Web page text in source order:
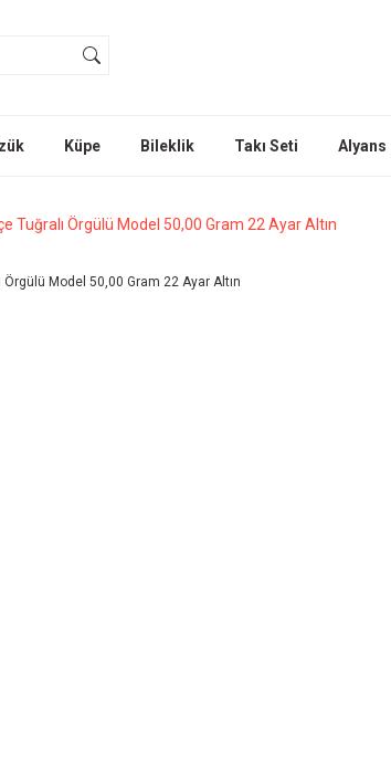
Küpe Bileklik Takı Seti Alyans
Tuğralı Örgülü Model 50,00 Gram 22 Ayar Altın